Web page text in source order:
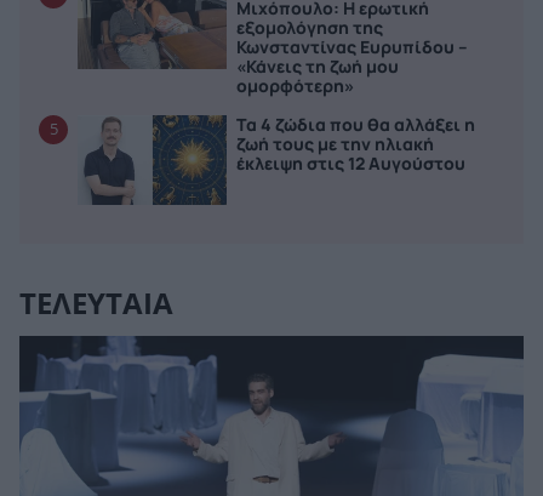
Μιχόπουλο: Η ερωτική
εξομολόγηση της
Κωνσταντίνας Ευρυπίδου –
«Κάνεις τη ζωή μου
ομορφότερη»
5
Τα 4 ζώδια που θα αλλάξει η
ζωή τους με την ηλιακή
έκλειψη στις 12 Αυγούστου
ΤΕΛΕΥΤΑΙΑ